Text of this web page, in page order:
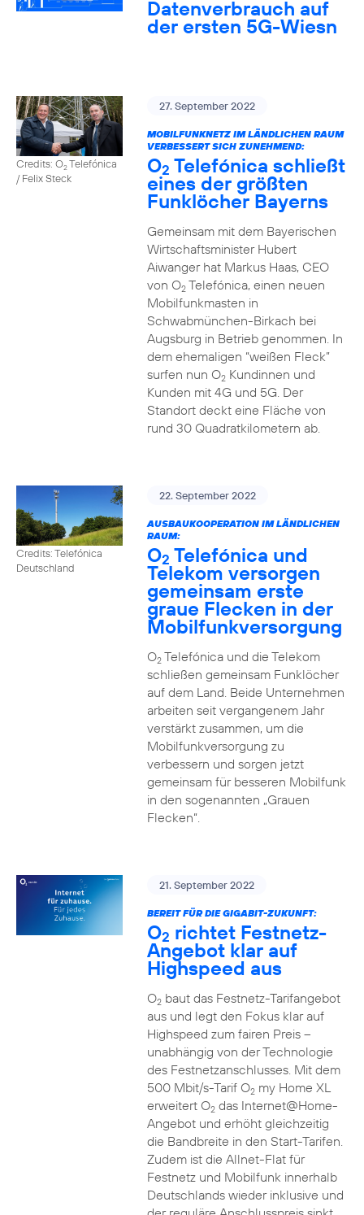
Datenverbrauch auf
der ersten 5G-Wiesn
Credits: O2Telefónica
/ Felix Steck
27. September 2022
MOBILFUNKNETZ IM LÄNDLICHEN RAUM
VERBESSERT SICH ZUNEHMEND:
O2 Telefónica schließt
eines der größten
Funklöcher Bayerns
Gemeinsam mit dem Bayerischen
Wirtschaftsminister Hubert
Aiwanger hat Markus Haas, CEO
von O2Telefónica, einen neuen
Mobilfunkmasten in
Schwabmünchen-Birkach bei
Augsburg in Betrieb genommen. In
dem ehemaligen “weißen Fleck”
surfen nun O2Kundinnen und
Kunden mit 4G und 5G. Der
Standort deckt eine Fläche von
rund 30 Quadratkilometern ab.
Credits: Telefónica
Deutschland
22. September 2022
AUSBAUKOOPERATION IM LÄNDLICHEN
RAUM:
O2 Telefónica und
Telekom versorgen
gemeinsam erste
graue Flecken in der
Mobilfunkversorgung
O2Telefónica und die Telekom
schließen gemeinsam Funklöcher
auf dem Land. Beide Unternehmen
arbeiten seit vergangenem Jahr
verstärkt zusammen, um die
Mobilfunkversorgung zu
verbessern und sorgen jetzt
gemeinsam für besseren Mobilfunk
in den sogenannten „Grauen
Flecken“.
21. September 2022
BEREIT FÜR DIE GIGABIT-ZUKUNFT:
O2 richtet Festnetz-
Angebot klar auf
Highspeed aus
O2baut das Festnetz-Tarifangebot
aus und legt den Fokus klar auf
Highspeed zum fairen Preis –
unabhängig von der Technologie
des Festnetzanschlusses. Mit dem
500 Mbit/s-Tarif O2my Home XL
erweitert O2das Internet@Home-
Angebot und erhöht gleichzeitig
die Bandbreite in den Start-Tarifen.
Zudem ist die Allnet-Flat für
Festnetz und Mobilfunk innerhalb
Deutschlands wieder inklusive und